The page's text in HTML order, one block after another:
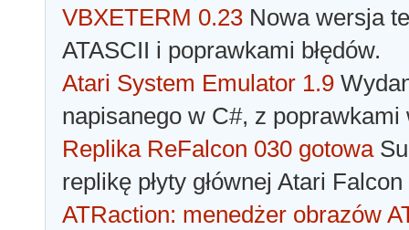
VBXETERM 0.23 Nowa wersja
ATASCII i poprawkami błędów.
Atari System Emulator 1.9
napisanego w C#, z poprawkami
Replika ReFalcon 030 gotowa
replikę płyty głównej Atari
ATRaction: menedżer obrazów